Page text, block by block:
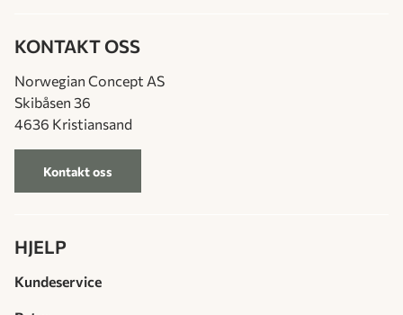
KONTAKT OSS
Norwegian Concept AS
Skibåsen 36
4636 Kristiansand
Kontakt oss
HJELP
Kundeservice